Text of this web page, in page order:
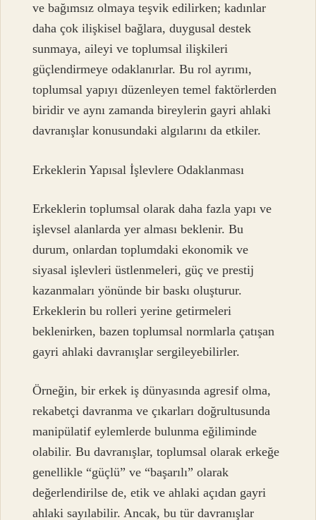
ve bağımsız olmaya teşvik edilirken; kadınlar
daha çok ilişkisel bağlara, duygusal destek
sunmaya, aileyi ve toplumsal ilişkileri
güçlendirmeye odaklanırlar. Bu rol ayrımı,
toplumsal yapıyı düzenleyen temel faktörlerden
biridir ve aynı zamanda bireylerin gayri ahlaki
davranışlar konusundaki algılarını da etkiler.
Erkeklerin Yapısal İşlevlere Odaklanması
Erkeklerin toplumsal olarak daha fazla yapı ve
işlevsel alanlarda yer alması beklenir. Bu
durum, onlardan toplumdaki ekonomik ve
siyasal işlevleri üstlenmeleri, güç ve prestij
kazanmaları yönünde bir baskı oluşturur.
Erkeklerin bu rolleri yerine getirmeleri
beklenirken, bazen toplumsal normlarla çatışan
gayri ahlaki davranışlar sergileyebilirler.
Örneğin, bir erkek iş dünyasında agresif olma,
rekabetçi davranma ve çıkarları doğrultusunda
manipülatif eylemlerde bulunma eğiliminde
olabilir. Bu davranışlar, toplumsal olarak erkeğe
genellikle “güçlü” ve “başarılı” olarak
değerlendirilse de, etik ve ahlaki açıdan gayri
ahlaki sayılabilir. Ancak, bu tür davranışlar